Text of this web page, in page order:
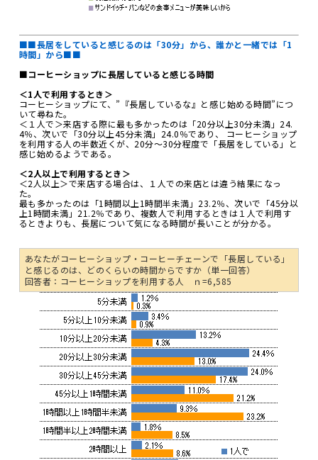
■■長居をしていると感じるのは「30分」から、誰かと一緒では「1
時間」から■■
■コーヒーショップに長居していると感じる時間
＜1人で利用するとき＞
コーヒーショップにて、”『長居しているな』と感じ始める時間”につ
いて尋ねた。
＜１人で＞来店する際に最も多かったのは「20分以上30分未満」24.
4％、次いで「30分以上45分未満」24.0％であり、 コーヒーショップ
を利用する人の半数近くが、20分～30分程度で「長居をしている」と
感じ始めるようである。
＜2人以上で利用するとき＞
＜2人以上＞で来店する場合は、１人での来店とは違う結果になっ
た。
最も多かったのは「1時間以上1時間半未満」23.2％、次いで「45分以
上1時間未満」21.2％であり、複数人で利用するときは１人で利用す
るときよりも、長居について気になる時間が長いことが分かる。
あなたがコーヒーショップ・コーヒーチェーンで「長居している」
と感じるのは、どのくらいの時間からですか（単一回答）
回答者：コーヒーショップを利用する人 ｎ=6,585